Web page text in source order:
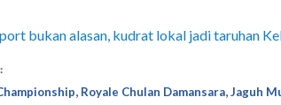
bukan alasan, kudrat lokal jadi taruhan
Royale Chulan Damansara Jaguh